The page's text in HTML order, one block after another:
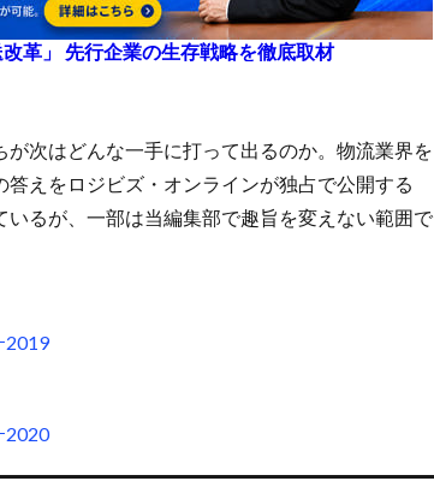
革」 先行企業の生存戦略を徹底取材
次はどんな一手に打って出るのか。物流業界を
えをロジビズ・オンラインが独占で公開する
いるが、一部は当編集部で趣旨を変えない範囲で
2019
2020